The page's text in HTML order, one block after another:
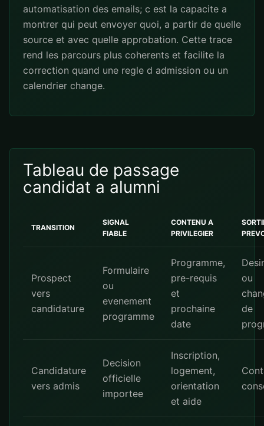
automatisation des emails; c est la capacite a
montrer qui peut envoyer quoi, a partir de quelle
source et avec quelle approbation. Cette trace
rend les parcours plus coherents et facilite la
correction quand une regle d admission ou un
calendrier change.
Tableau de passage
candidat a alumni
TRANSITION
SIGNAL
FIABLE
CONTENU A
PRIVILEGIER
Prospect
vers
candidature
Formulaire
ou
evenement
programme
Programme,
pre-requis
et
prochaine
date
ou
de
Candidature
vers admis
Decision
officielle
importee
Inscription,
logement,
orientation
et aide